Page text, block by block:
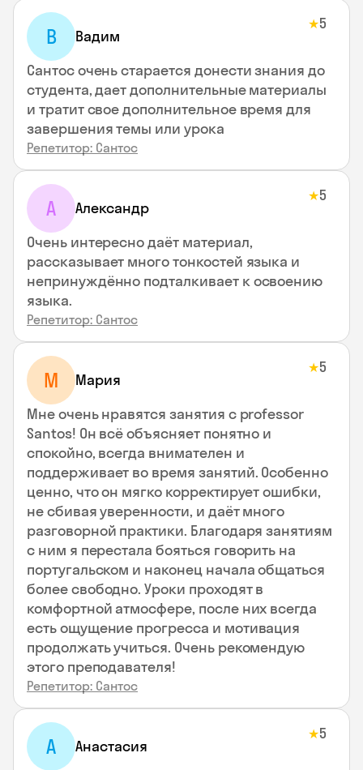
В Вадим
★5
Сантос очень старается донести знания до
студента, дает дополнительные материалы
и тратит свое дополнительное время для
завершения темы или урока
Репетитор: Сантос
А Александр
★5
Очень интересно даёт материал,
рассказывает много тонкостей языка и
непринуждённо подталкивает к освоению
языка.
Репетитор: Сантос
М Мария
★5
Мне очень нравятся занятия с professor
Santos! Он всё объясняет понятно и
спокойно, всегда внимателен и
поддерживает во время занятий. Особенно
ценно, что он мягко корректирует ошибки,
не сбивая уверенности, и даёт много
разговорной практики. Благодаря занятиям
с ним я перестала бояться говорить на
португальском и наконец начала общаться
более свободно. Уроки проходят в
комфортной атмосфере, после них всегда
есть ощущение прогресса и мотивация
продолжать учиться. Очень рекомендую
этого преподавателя!
Репетитор: Сантос
А Анастасия
★5